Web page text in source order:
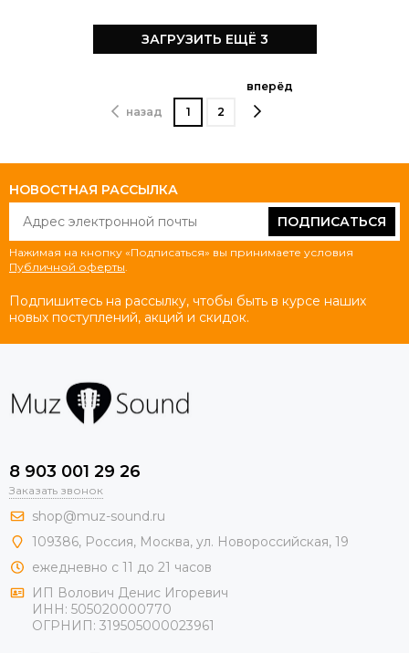
ЗАГРУЗИТЬ ЕЩЁ 3
назад 1 2
вперёд
НОВОСТНАЯ РАССЫЛКА
ПОДПИСАТЬСЯ
Нажимая на кнопку «Подписаться» вы принимаете условия
Публичной оферты
Подпишитесь на рассылку, чтобы быть в курсе наших
новых поступлений, акций и скидок.
8 903 001 29 26
Заказать звонок
shop@muz-sound.ru
109386, Россия, Москва, ул. Новороссийская, 19
ежедневно с 11 до 21 часов
ИП Волович Денис Игоревич
ИНН: 505020000770
ОГРНИП: 319505000023961